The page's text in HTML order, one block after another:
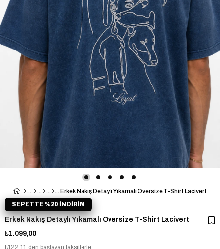
Erkek Nakış Detaylı Yıkamalı Oversize T-Shirt Lacivert
Erkek Nakış Detaylı Yıkamalı Oversize T-Shirt Lacivert
₺1.099,00
₺122,11 `den başlayan taksitlerle
SEPETTE %20 İNDİRİM